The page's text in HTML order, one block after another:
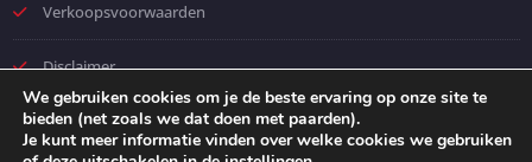
Verkoopsvoorwaarden
Disclaimer
Privacybeleid
We gebruiken cookies om je de beste ervaring op onze site te
bieden (net zoals we dat doen met paarden).
Je kunt meer informatie vinden over welke cookies we gebruiken